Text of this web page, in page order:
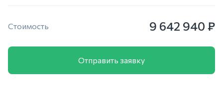
Стоимость 9 642 940 ₽
Отправить заявку